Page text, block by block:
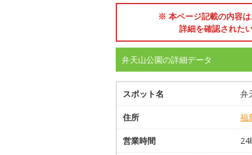
※ 本ページ記載の内容は
詳細を確認された
弁天山公園の詳細データ
スポット名 弁
住所 福
営業時間 24